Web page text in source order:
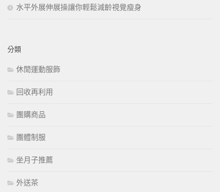
水平外展伸展操讓你輕鬆減齡視覺瘦身
分類
休閒運動服飾
回收再利用
團購商品
團體制服
坐月子推薦
外送茶